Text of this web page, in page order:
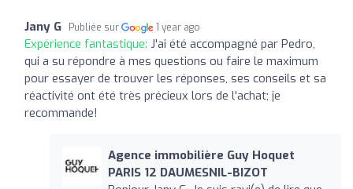
Jany G Publiée sur 1 year ago
Expérience fantastique: J'ai été accompagné par Pedro,
qui a su répondre à mes questions ou faire le maximum
pour essayer de trouver les réponses, ses conseils et sa
réactivité ont été très précieux lors de l'achat; je
recommande!
Agence immobilière Guy Hoquet
PARIS 12 DAUMESNIL-BIZOT